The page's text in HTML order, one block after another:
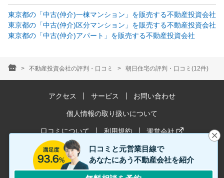
東京都の「中古(仲介)一棟マンション」を販売する不動産投資会社
東京都の「中古(仲介)区分マンション」を販売する不動産投資会社
東京都の「中古(仲介)アパート」を販売する不動産投資会社
口コミと元営業目線で
あなたにあう不動産会社を紹介
不動産投資会社の評判・口コミ 朝日住宅の評判・口コミ(12件)
アクセス サービス お問い合わせ
個人情報の取り扱いについて
口コミについて 利用規約 運営会社
お客様満足度は2024年1月〜12月時点の情報です。